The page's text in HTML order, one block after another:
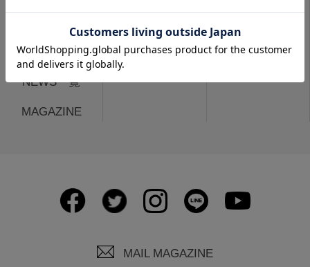
特集
NEWS一覧
MAGAZINE
MAIL MAGAZINE